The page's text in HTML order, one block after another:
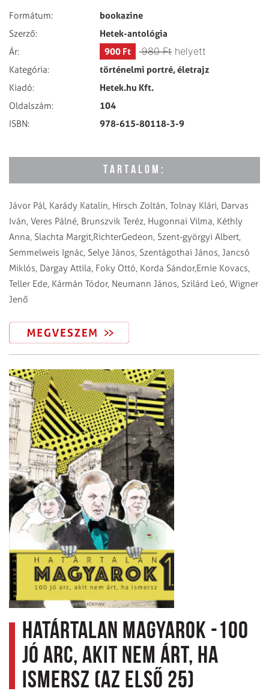
Formátum: bookazine
Szerző: Hetek-antológia
Ár: 900 Ft 980 Fthelyett
Kategória: történelmi portré, életrajz
Kiadó: Hetek.hu Kft.
Oldalszám: 104
ISBN: 978-615-80118-3-9
TARTALOM:
Jávor Pál, Karády Katalin, Hirsch Zoltán, Tolnay Klári, Darvas
Iván, Veres Pálné, Brunszvik Teréz, Hugonnai Vilma, Kéthly
Anna, Slachta Margit,RichterGedeon, Szent-györgyi Albert,
Semmelweis Ignác, Selye János, Szentágothai János, Jancsó
Miklós, Dargay Attila, Foky Ottó, Korda Sándor,Ernie Kovacs,
Teller Ede, Kármán Tódor, Neumann János, Szilárd Leó, Wigner
Jenő
Határtalan magyarok -100
jó arc, akit nem árt, ha
ismersz (az első 25)